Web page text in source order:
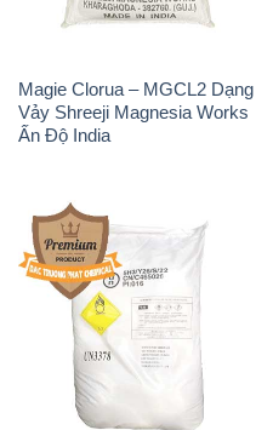
Magie Clorua – MGCL2 Dạng
Vảy Shreeji Magnesia Works
Ấn Độ India